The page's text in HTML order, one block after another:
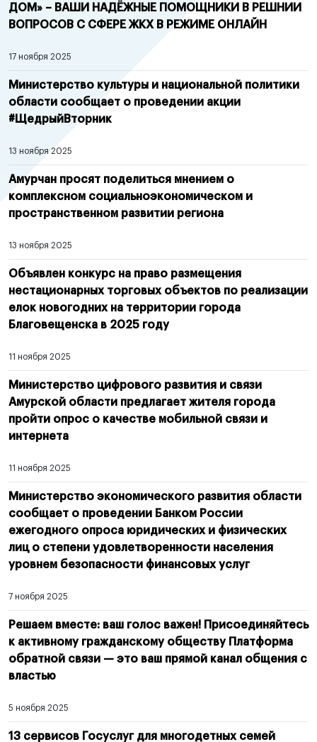
ДОМ» – ВАШИ НАДЁЖНЫЕ ПОМОЩНИКИ В РЕШНИИ
ВОПРОСОВ С СФЕРЕ ЖКХ В РЕЖИМЕ ОНЛАЙН
17 ноября 2025
Министерство культуры и национальной политики
области сообщает о проведении акции
#ЩедрыйВторник
13 ноября 2025
Амурчан просят поделиться мнением о
комплексном социальноэкономическом и
пространственном развитии региона
13 ноября 2025
Объявлен конкурс на право размещения
нестационарных торговых объектов по реализации
елок новогодних на территории города
Благовещенска в 2025 году
11 ноября 2025
Министерство цифрового развития и связи
Амурской области предлагает жителя города
пройти опрос о качестве мобильной связи и
интернета
11 ноября 2025
Министерство экономического развития области
сообщает о проведении Банком России
ежегодного опроса юридических и физических
лиц о степени удовлетворенности населения
уровнем безопасности финансовых услуг
7 ноября 2025
Решаем вместе: ваш голос важен! Присоединяйтесь
к активному гражданскому обществу Платформа
обратной связи — это ваш прямой канал общения с
властью
5 ноября 2025
13 сервисов Госуслуг для многодетных семей